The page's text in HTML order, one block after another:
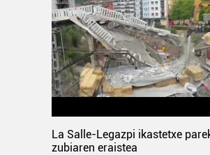
La Salle-Legazpi ikastetxe
zubiaren eraistea